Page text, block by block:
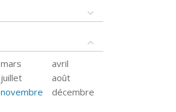
mars
avril
juillet
août
novembre décembre